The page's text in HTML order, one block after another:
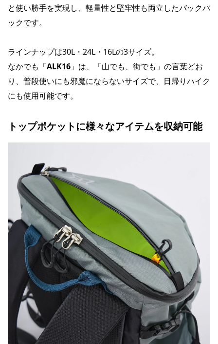
と使い勝手を実現し、軽量性と堅牢性も両立したバックパ
ックです。
ラインナップは30L・24L・16Lの3サイズ。
なかでも「ALK16 」は、「山でも、街でも」の言葉どお
り、普段使いにも邪魔にならないサイズで、日帰りハイク
にも使用可能です。
トップポケットに様々なアイテムを収納可能